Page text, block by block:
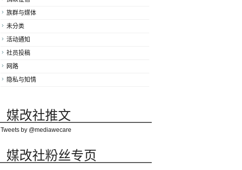
族群与媒体
未分类
活动通知
社员投稿
网路
隐私与知情
媒改社推文
Tweets by @mediawecare
媒改社粉丝专页